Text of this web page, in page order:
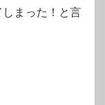
まった！と言